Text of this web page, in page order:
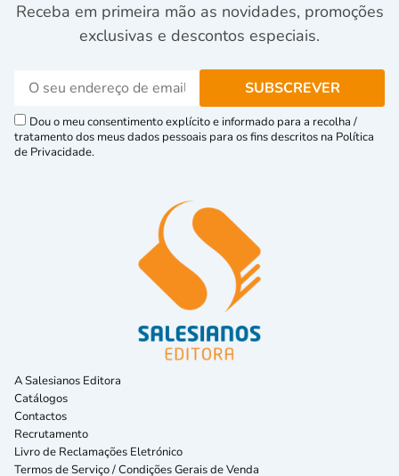
Receba em primeira mão as novidades, promoções
exclusivas e descontos especiais.
Dou o meu consentimento explícito e informado para a recolha /
tratamento dos meus dados pessoais para os fins descritos na Política
de Privacidade.
A Salesianos Editora
Catálogos
Contactos
Recrutamento
Livro de Reclamações Eletrónico
Termos de Serviço / Condições Gerais de Venda